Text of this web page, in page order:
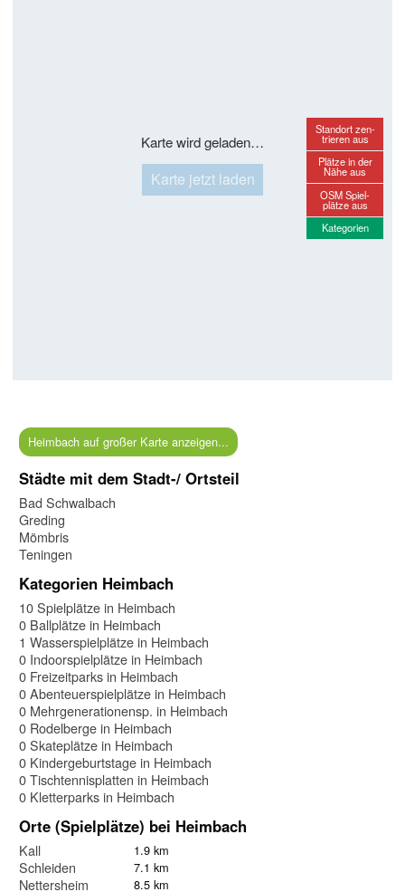
Karte wird geladen…
Karte jetzt laden
Standort zen-
trieren aus
Plätze in der
Nähe aus
OSM Spiel-
plätze aus
Kategorien
Heimbach auf großer Karte anzeigen...
Städte mit dem Stadt-/ Ortsteil
Bad Schwalbach
Greding
Mömbris
Teningen
Kategorien Heimbach
10 Spielplätze in Heimbach
0 Ballplätze in Heimbach
1 Wasserspielplätze in Heimbach
0 Indoorspielplätze in Heimbach
0 Freizeitparks in Heimbach
0 Abenteuerspielplätze in Heimbach
0 Mehrgenerationensp. in Heimbach
0 Rodelberge in Heimbach
0 Skateplätze in Heimbach
0 Kindergeburtstage in Heimbach
0 Tischtennisplatten in Heimbach
0 Kletterparks in Heimbach
Orte (Spielplätze) bei Heimbach
Kall 1.9 km
Schleiden 7.1 km
Nettersheim 8.5 km